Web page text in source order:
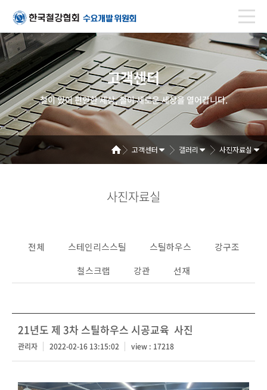
고객센터
철이 있어 편안한 세상, 철이 새로운 세상을 열어갑니다.
고객센터 갤러리 사진자료실
사진자료실
전체 스테인리스스틸 스틸하우스
강구조
철스크랩
강관 선재
21년도 제 3차 스틸하우스 시공교육 사진
관리자 2022-02-16 13:15:02 view : 17218